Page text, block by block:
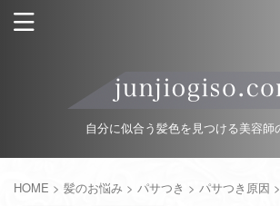
自分に似合う髪色を見つける美容師
HOME > 髪のお悩み > パサつき > パサつき原因 >